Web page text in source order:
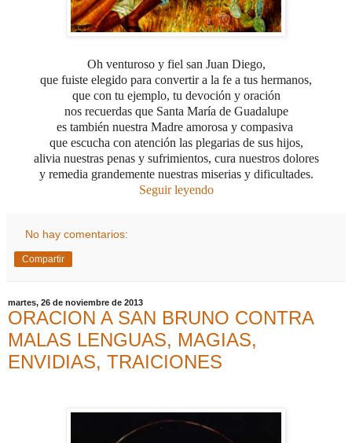
Oh venturoso y fiel san Juan Diego,
que fuiste elegido para convertir a la fe a tus hermanos,
que con tu ejemplo, tu devoción y oración
nos recuerdas que Santa María de Guadalupe
es también nuestra Madre amorosa y compasiva
que escucha con atención las plegarias de sus hijos,
alivia nuestras penas y sufrimientos, cura nuestros dolores
y remedia grandemente nuestras miserias y dificultades.
Seguir leyendo
No hay comentarios:
Compartir
martes, 26 de noviembre de 2013
ORACION A SAN BRUNO CONTRA
MALAS LENGUAS, MAGIAS,
ENVIDIAS, TRAICIONES